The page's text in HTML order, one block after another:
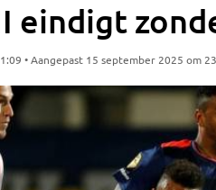
eindigt
• Aangepast 15 september 2025 om